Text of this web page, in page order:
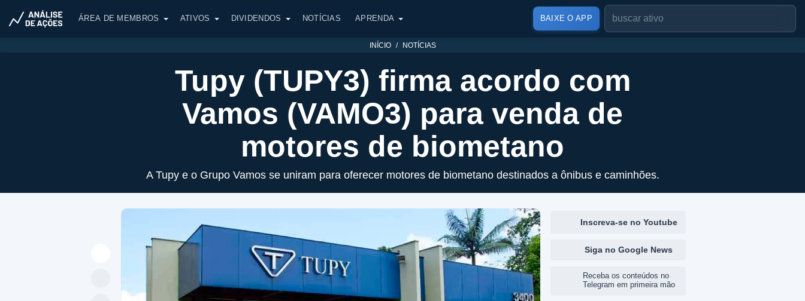
ÁREA DE MEMBROS ATIVOS DIVIDENDOS NOTÍCIAS APRENDA BAIXE O APP
INÍCIO NOTÍCIAS
Tupy (TUPY3) firma acordo com
Vamos (VAMO3) para venda de
motores de biometano
A Tupy e o Grupo Vamos se uniram para oferecer motores de biometano destinados a ônibus e caminhões.
Inscreva-se no Youtube
Siga no Google News
Receba os conteúdos no
Telegram em primeira mão